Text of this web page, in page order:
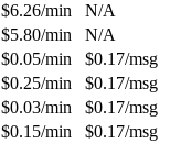
$6.26/min
N/A
$5.80/min
N/A
$0.05/min $0.17/msg
$0.25/min $0.17/msg
$0.03/min $0.17/msg
$0.15/min $0.17/msg